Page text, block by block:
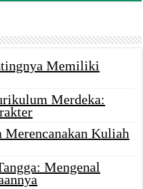
Memiliki
Merdeka:
Merencanakan Kuliah
Mengenal